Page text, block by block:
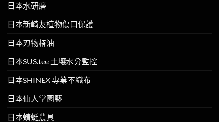
日本水研磨
日本新崎友植物傷口保護
日本刃物椿油
日本SUS.tee 土壤水分監控
日本SHINEX 專業不織布
日本仙人掌園藝
日本蜻蜓農具